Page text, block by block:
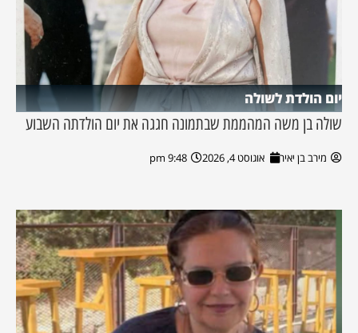
יום הולדת לשולה
שולה בן משה המהממת שבתמונה חגגה את יום הולדתה השבוע
מירב בן יאיר אוגוסט 4, 2026 9:48 pm